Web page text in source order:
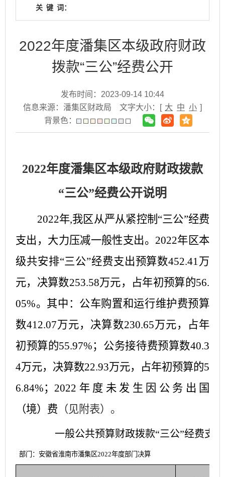
关 键 词：
2022年度潘集区本级政府财政
拨款“三公”经费公开
发布时间：2023-09-14 10:44
信息来源：潘集区财政局
文字大小：[ 大 中 小 ]
背景色：
2022年度潘集区本级政府财政拨款
“三公”经费公开说明
2022年,我区从严从紧控制“三公”经费
支出，大力压减一般性支出。2022年区本
级共安排“三公”经费支出预算数452.41万
元，决算数253.58万元，占年初预算的56.
05%。其中：公车购置和运行维护费预算
数412.07万元，决算数230.65万元，占年
初预算的55.97%；公务接待费预算数40.3
4万元，决算数22.93万元，占年初预算的5
6.84%；2022 年度 未发生因 公务出国
（境）费 （见附表） 。
一般公共预算财政拨款“三公”经费支
部门：安徽省淮南市潘集区2022年度部门决算